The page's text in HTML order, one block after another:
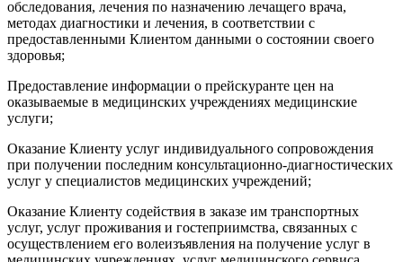
обследования, лечения по назначению лечащего врача,
методах диагностики и лечения, в соответствии с
предоставленными Клиентом данными о состоянии своего
здоровья;
Предоставление информации о прейскуранте цен на
оказываемые в медицинских учреждениях медицинские
услуги;
Оказание Клиенту услуг индивидуального сопровождения
при получении последним консультационно-диагностических
услуг у специалистов медицинских учреждений;
Оказание Клиенту содействия в заказе им транспортных
услуг, услуг проживания и гостеприимства, связанных с
осуществлением его волеизъявления на получение услуг в